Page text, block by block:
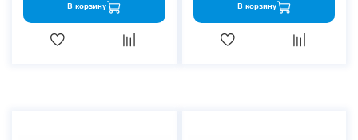
В корзину В корзину